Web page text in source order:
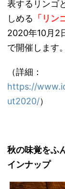
表するリンゴ
しめる 「リン
2020年10月2
で開催します。
（詳細：
https://
ut2020/）
秋の味覚をふ
インナップ